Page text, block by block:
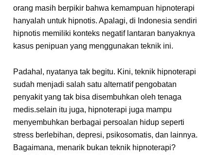
orang masih berpikir bahwa kemampuan hipnoterapi
hanyalah untuk hipnotis. Apalagi, di Indonesia sendiri
hipnotis memiliki konteks negatif lantaran banyaknya
kasus penipuan yang menggunakan teknik ini.
Padahal, nyatanya tak begitu. Kini, teknik hipnoterapi
sudah menjadi salah satu alternatif pengobatan
penyakit yang tak bisa disembuhkan oleh tenaga
medis.selain itu juga, hipnoterapi juga mampu
menyembuhkan berbagai persoalan hidup seperti
stress berlebihan, depresi, psikosomatis, dan lainnya.
Bagaimana, menarik bukan teknik hipnoterapi?